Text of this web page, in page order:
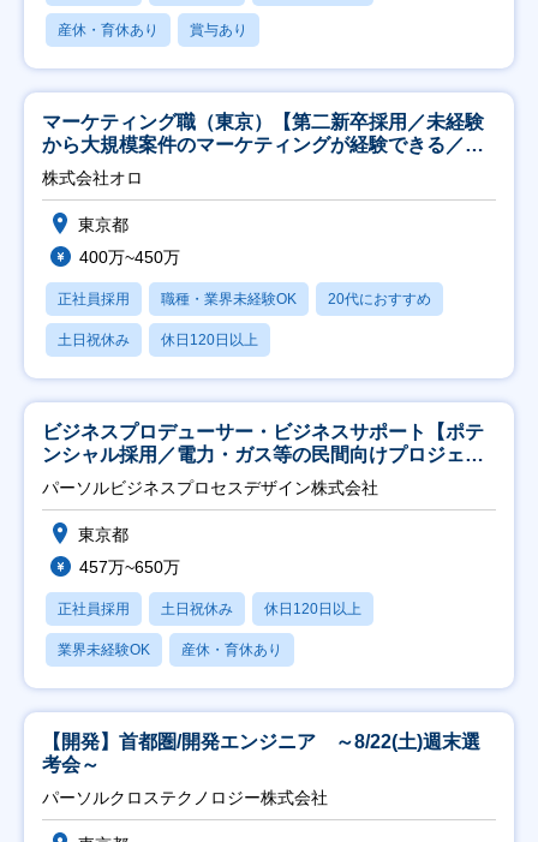
産休・育休あり 賞与あり
マーケティング職（東京）【第二新卒採用／未経験
から大規模案件のマーケティングが経験できる／研
修充実】
株式会社オロ
東京都
400万~450万
正社員採用 職種・業界未経験OK 20代におすすめ
土日祝休み 休日120日以上
ビジネスプロデューサー・ビジネスサポート【ポテ
ンシャル採用／電力・ガス等の民間向けプロジェク
ト推進】
パーソルビジネスプロセスデザイン株式会社
東京都
457万~650万
正社員採用 土日祝休み 休日120日以上
業界未経験OK 産休・育休あり
【開発】首都圏/開発エンジニア ～8/22(土)週末選
考会～
パーソルクロステクノロジー株式会社